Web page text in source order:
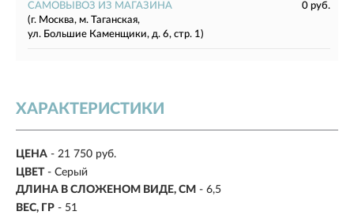
САМОВЫВОЗ ИЗ МАГАЗИНА
0 руб.
(г. Москва, м. Таганская,
ул. Большие Каменщики, д. 6, стр. 1)
ХАРАКТЕРИСТИКИ
ЦЕНА - 21 750 руб.
ЦВЕТ - Серый
ДЛИНА В СЛОЖЕНОМ ВИДЕ, СМ - 6,5
ВЕС, ГР - 51